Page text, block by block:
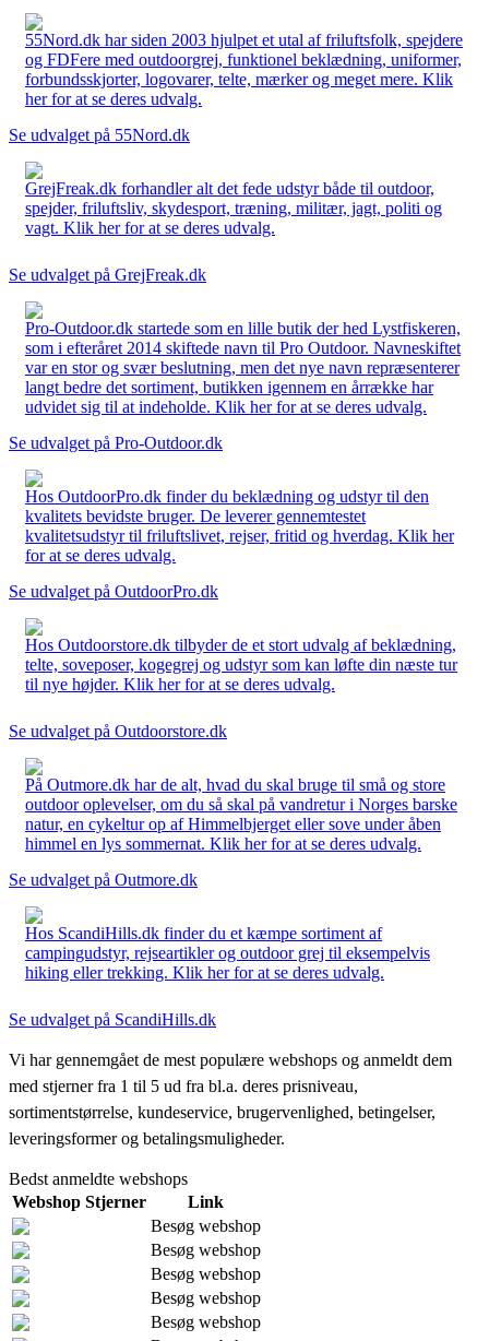
55Nord.dk har siden 2003 hjulpet et utal af friluftsfolk, spejdere
og FDFere med outdoorgrej, funktionel beklædning, uniformer,
forbundsskjorter, logovarer, telte, mærker og meget mere. Klik
her for at se deres udvalg.
Se udvalget på 55Nord.dk
GrejFreak.dk forhandler alt det fede udstyr både til outdoor,
spejder, friluftsliv, skydesport, træning, militær, jagt, politi og
vagt. Klik her for at se deres udvalg.
Se udvalget på GrejFreak.dk
Pro-Outdoor.dk startede som en lille butik der hed Lystfiskeren,
som i efteråret 2014 skiftede navn til Pro Outdoor. Navneskiftet
var en stor og svær beslutning, men det nye navn repræsenterer
langt bedre det sortiment, butikken igennem en årrække har
udvidet sig til at indeholde. Klik her for at se deres udvalg.
Se udvalget på Pro-Outdoor.dk
Hos OutdoorPro.dk finder du beklædning og udstyr til den
kvalitets bevidste bruger. De leverer gennemtestet
kvalitetsudstyr til friluftslivet, rejser, fritid og hverdag. Klik her
for at se deres udvalg.
Se udvalget på OutdoorPro.dk
Hos Outdoorstore.dk tilbyder de et stort udvalg af beklædning,
telte, soveposer, kogegrej og udstyr som kan løfte din næste tur
til nye højder. Klik her for at se deres udvalg.
Se udvalget på Outdoorstore.dk
På Outmore.dk har de alt, hvad du skal bruge til små og store
outdoor oplevelser, om du så skal på vandretur i Norges barske
natur, en cykeltur op af Himmelbjerget eller sove under åben
himmel en lys sommernat. Klik her for at se deres udvalg.
Se udvalget på Outmore.dk
Hos ScandiHills.dk finder du et kæmpe sortiment af
campingudstyr, rejseartikler og outdoor grej til eksempelvis
hiking eller trekking. Klik her for at se deres udvalg.
Se udvalget på ScandiHills.dk
Vi har gennemgået de mest populære webshops og anmeldt dem
med stjerner fra 1 til 5 ud fra bl.a. deres prisniveau,
sortimentstørrelse, kundeservice, brugervenlighed, betingelser,
leveringsformer og betalingsmuligheder.
Bedst anmeldte webshops
Webshop Stjerner
Link
Besøg webshop
Besøg webshop
Besøg webshop
Besøg webshop
Besøg webshop